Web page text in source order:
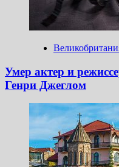
Умер актер и
Генри Джеглом